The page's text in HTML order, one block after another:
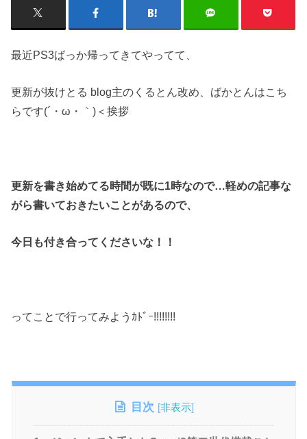
最近PS3ばっか帰ってきてやってて、
更新が抜けとる blog主のくるとん改め、ばかとんはこち
らです(´・ω・｀)＜挨拶
更新を書き始めてる時間が既に1時なので…軽めの記事な
がら書いておきたいことがあるので、
今日も付き合ってくださいな！！
ってことで行ってみようｶﾄﾞｰ!!!!!!!!
目次 [非表示]